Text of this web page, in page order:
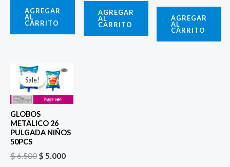
AGREGAR
AL
CARRITO
AGREGAR
AL
CARRITO
AGREGAR
AL
CARRITO
Sale!
Sale!
GLOBOS
METALICO 26
PULGADA NIÑOS
50PCS
$6.500
El
precio
original
era:
$ 6.500.
$ 5.000
El